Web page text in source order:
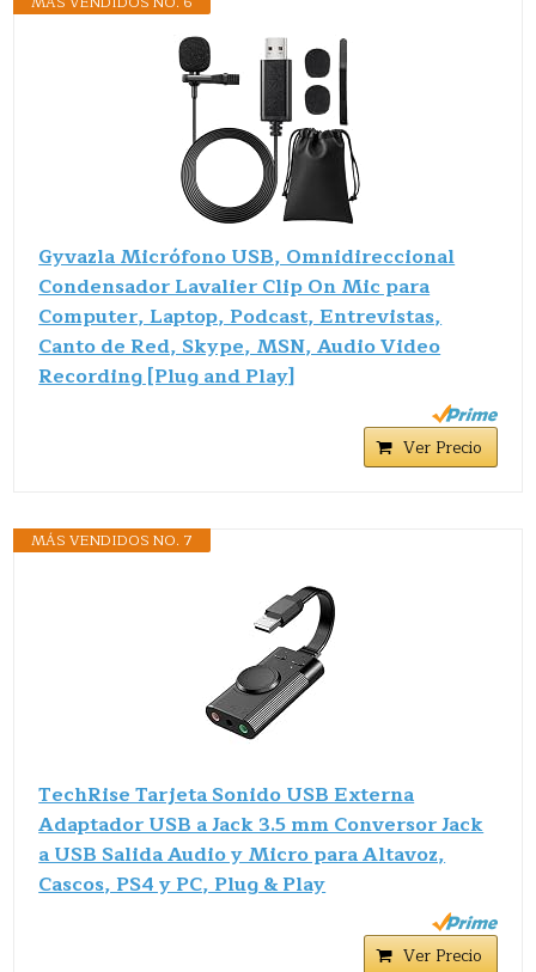
Gyvazla Micrófono USB, Omnidireccional
Condensador Lavalier Clip On Mic para
Computer, Laptop, Podcast, Entrevistas,
Canto de Red, Skype, MSN, Audio Video
Recording [Plug and Play]
Ver Precio
MÁS VENDIDOS NO. 7
TechRise Tarjeta Sonido USB Externa
Adaptador USB a Jack 3.5 mm Conversor Jack
a USB Salida Audio y Micro para Altavoz,
Cascos, PS4 y PC, Plug & Play
Ver Precio